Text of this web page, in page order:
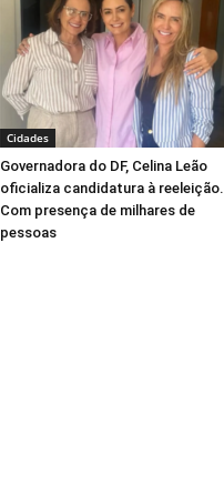
Cidades
Governadora do DF, Celina Leão
oficializa candidatura à reeleição.
Com presença de milhares de
pessoas